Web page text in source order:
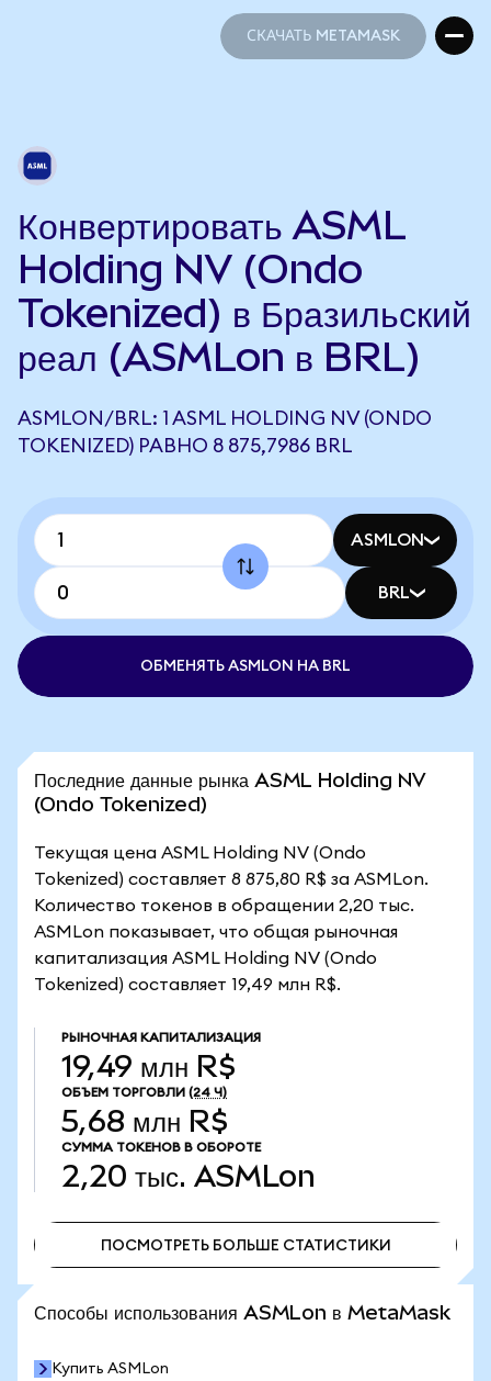
СКАЧАТЬ METAMASK
Конвертировать ASML
Holding NV (Ondo
Tokenized) в Бразильский
реал (ASMLon в BRL)
ASMLON/BRL: 1 ASML HOLDING NV (ONDO
TOKENIZED) РАВНО 8 875,7986 BRL
ASMLON
BRL
ОБМЕНЯТЬ ASMLON НА BRL
Последние данные рынка ASML Holding NV
(Ondo Tokenized)
Текущая цена ASML Holding NV (Ondo
Tokenized) составляет 8 875,80 R$ за ASMLon.
Количество токенов в обращении 2,20 тыс.
ASMLon показывает, что общая рыночная
капитализация ASML Holding NV (Ondo
Tokenized) составляет 19,49 млн R$.
РЫНОЧНАЯ КАПИТАЛИЗАЦИЯ
19,49 млн R$
ОБЪЕМ ТОРГОВЛИ (24 Ч)
5,68 млн R$
СУММА ТОКЕНОВ В ОБОРОТЕ
2,20 тыс. ASMLon
ПОСМОТРЕТЬ БОЛЬШЕ СТАТИСТИКИ
Способы использования ASMLon в MetaMask
Купить ASMLon